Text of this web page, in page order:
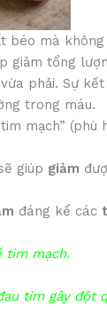
béo mà không
giảm tổng
phải. Sự
trong máu.
mạch”
giúp giảm
đáng kể các
tim mạch.
tim gây đột